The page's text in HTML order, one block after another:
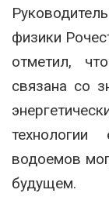
физики
отметил,
связана со
водоемов
будущем.